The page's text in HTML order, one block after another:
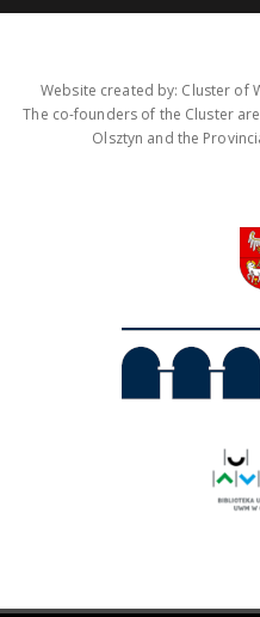
Website created by: Cluster of
The co-founders of the Cluster
Olsztyn and the